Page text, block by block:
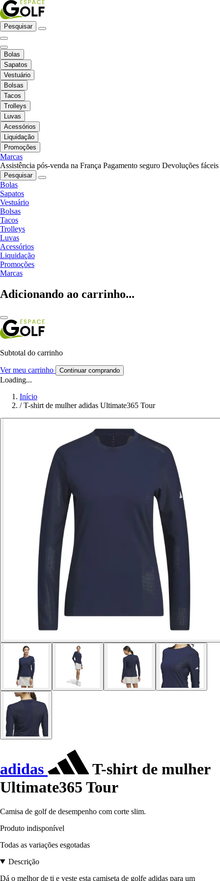
Pesquisar
Bolas
Sapatos
Vestuário
Bolsas
Tacos
Trolleys
Luvas
Acessórios
Liquidação
Promoções
Marcas
Assistência pós-venda na França Pagamento seguro Devoluções fáceis
Pesquisar
Bolas
Sapatos
Vestuário
Bolsas
Tacos
Trolleys
Luvas
Acessórios
Liquidação
Promoções
Marcas
Adicionando ao carrinho...
Subtotal do carrinho
Ver meu carrinho Continuar comprando
Loading...
Início
/ T-shirt de mulher adidas Ultimate365 Tour
adidas
T-shirt de mulher
Ultimate365 Tour
Camisa de golf de desempenho com corte slim.
Produto indisponível
Todas as variações esgotadas
Descrição
Dá o melhor de ti e veste esta camiseta de golfe adidas para um